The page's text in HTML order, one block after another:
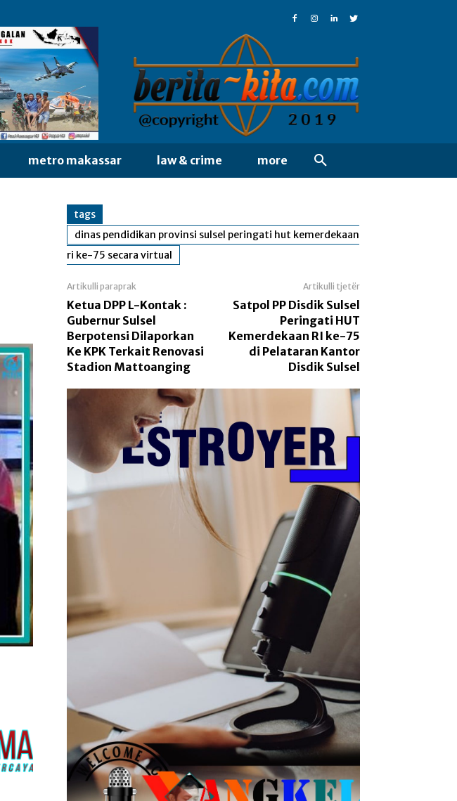
metro makassar law & crime more
tags
dinas pendidikan provinsi sulsel peringati hut kemerdekaan
ri ke-75 secara virtual
Artikulli paraprak
Ketua DPP L-Kontak :
Gubernur Sulsel
Berpotensi Dilaporkan
Ke KPK Terkait Renovasi
Stadion Mattoanging
Artikulli tjetër
Satpol PP Disdik Sulsel
Peringati HUT
Kemerdekaan RI ke-75
di Pelataran Kantor
Disdik Sulsel